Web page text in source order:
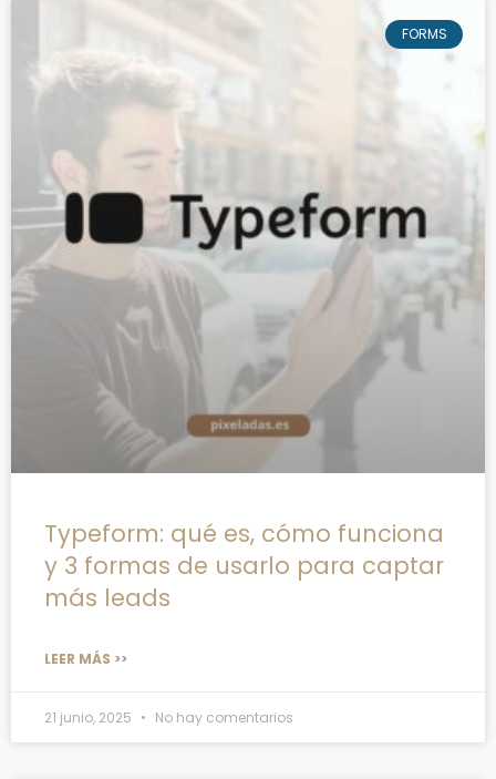
FORMS
Typeform: qué es, cómo funciona
y 3 formas de usarlo para captar
más leads
LEER MÁS >>
21 junio, 2025 No hay comentarios